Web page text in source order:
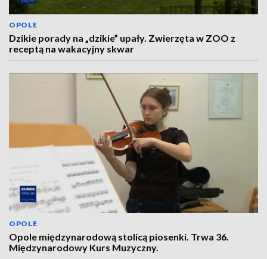
OPOLE
Dzikie porady na „dzikie” upały. Zwierzęta w ZOO z
receptą na wakacyjny skwar
OPOLE
Opole międzynarodową stolicą piosenki. Trwa 36.
Międzynarodowy Kurs Muzyczny.